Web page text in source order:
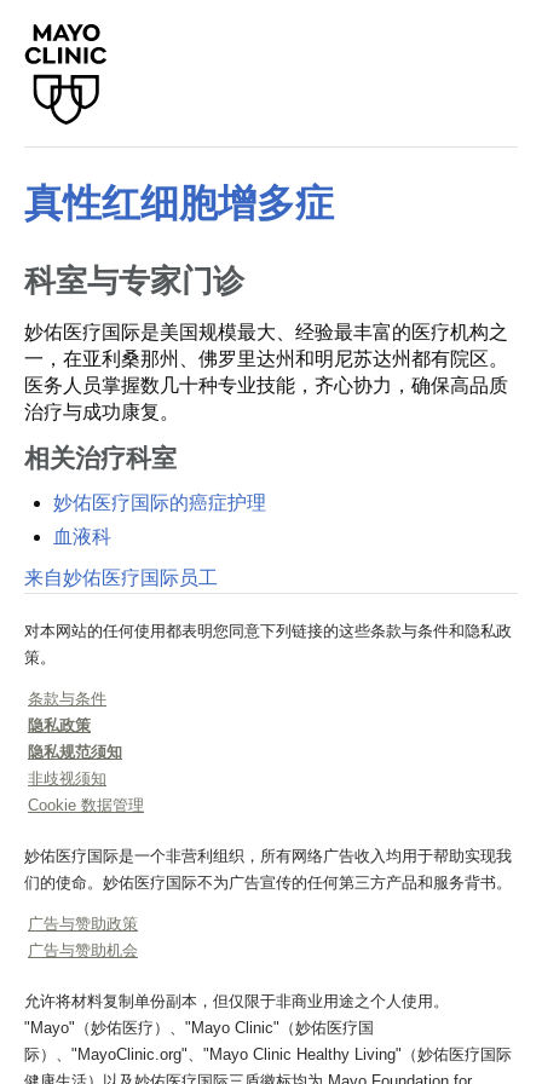
真性红细胞增多症
科室与专家门诊
妙佑医疗国际是美国规模最大、经验最丰富的医疗机构之
一，在亚利桑那州、佛罗里达州和明尼苏达州都有院区。
医务人员掌握数几十种专业技能，齐心协力，确保高品质
治疗与成功康复。
相关治疗科室
妙佑医疗国际的癌症护理
血液科
来自妙佑医疗国际员工
对本网站的任何使用都表明您同意下列链接的这些条款与条件和隐私政
策。
条款与条件
隐私政策
隐私规范须知
非歧视须知
Cookie 数据管理
妙佑医疗国际是一个非营利组织，所有网络广告收入均用于帮助实现我
们的使命。妙佑医疗国际不为广告宣传的任何第三方产品和服务背书。
广告与赞助政策
广告与赞助机会
允许将材料复制单份副本，但仅限于非商业用途之个人使用。
"Mayo"（妙佑医疗）、"Mayo Clinic"（妙佑医疗国
际）、"MayoClinic.org"、"Mayo Clinic Healthy Living"（妙佑医疗国际